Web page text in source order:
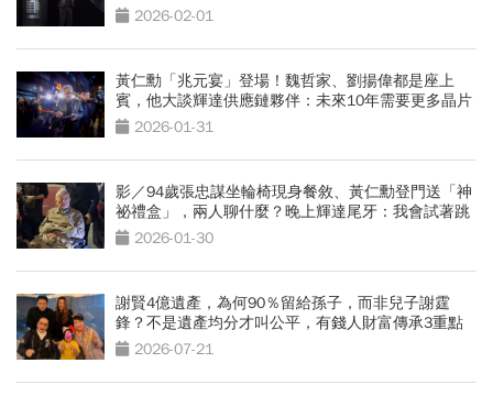
2026-02-01
黃仁勳「兆元宴」登場！魏哲家、劉揚偉都是座上
賓，他大談輝達供應鏈夥伴：未來10年需要更多晶片
2026-01-31
影／94歲張忠謀坐輪椅現身餐敘、黃仁勳登門送「神
祕禮盒」，兩人聊什麼？晚上輝達尾牙：我會試著跳
舞 2026-01-30
謝賢4億遺產，為何90％留給孫子，而非兒子謝霆
鋒？不是遺產均分才叫公平，有錢人財富傳承3重點
2026-07-21